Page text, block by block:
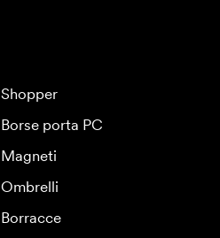
Shopper
Borse porta PC
Magneti
Ombrelli
Borracce